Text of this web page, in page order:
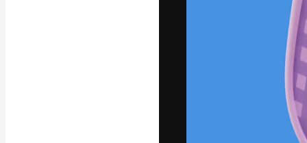
Copyright © 2010-